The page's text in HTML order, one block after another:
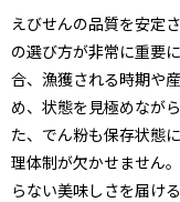
えびせんの品質を安定
の選び方が非常に重要
合、漁獲される時期や
め、状態を見極めなが
た、でん粉も保存状態
理体制が欠かせません
らない美味しさを届け